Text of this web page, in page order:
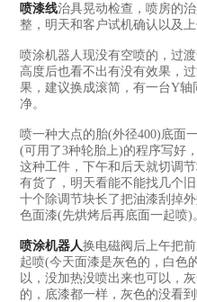
喷漆线治具晃动检查，喷房的
整，明天和客户试机确认以及上
喷涂机器人现没有空喷的，过
高度后也看不出有没有效果，
果，建议换成滚简，有一台Y
净。
喷一种大点的胎(外径400)底面
(可用了3种轮胎上)的程序写好
这种工件，下午和后天就切调
有货了，明天看能不能找几个
十个除调节块长了把油漆刮掉
色面漆(先烘烤后再底面一起喷)
喷涂机器人换电磁阀后上午把
起喷(今天面漆是灰色的，白色
以，没加热没喷出来也可以，
的，底漆都一样，灰色的没看